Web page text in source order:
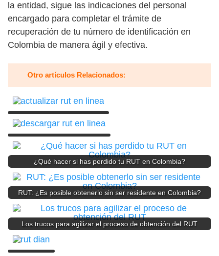
la entidad, sigue las indicaciones del personal
encargado para completar el trámite de
recuperación de tu número de identificación en
Colombia de manera ágil y efectiva.
Otro artículos Relacionados:
¿Qué hacer si has perdido tu RUT en Colombia?
RUT: ¿Es posible obtenerlo sin ser residente en Colombia?
Los trucos para agilizar el proceso de obtención del RUT